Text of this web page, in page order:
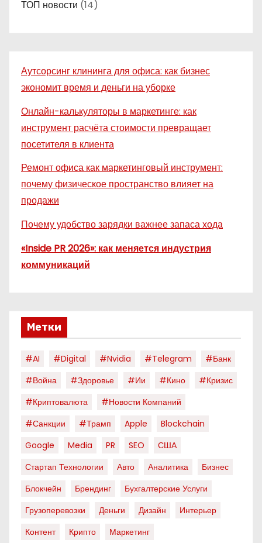
ТОП новости (14)
Аутсорсинг клининга для офиса: как бизнес
экономит время и деньги на уборке
Онлайн-калькуляторы в маркетинге: как
инструмент расчёта стоимости превращает
посетителя в клиента
Ремонт офиса как маркетинговый инструмент:
почему физическое пространство влияет на
продажи
Почему удобство зарядки важнее запаса хода
«Inside PR 2026»: как меняется индустрия
коммуникаций
Метки
#AI #digital #nvidia #telegram
#банк
#война
#здоровье #ии #кино
#кризис
#криптовалюта
#новости Компаний
#санкции
#трамп Apple
Blockchain
Google
Media PR SEO
США
Стартап Технологии
Авто Аналитика
Бизнес
Блокчейн
Брендинг
Бухгалтерские Услуги
Грузоперевозки
Деньги Дизайн
Интерьер
Контент
Крипто
Маркетинг